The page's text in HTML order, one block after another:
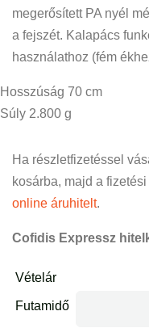
megerősített PA nyél
a fejszét. Kalapács
használathoz (fém
Hosszúság 70 cm
Súly 2.800 g
Ha részletfizetéssel
kosárba, majd a
online áruhitelt.
Cofidis Expressz